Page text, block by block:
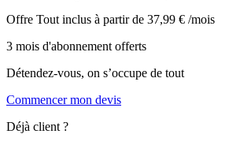
Offre Tout inclus à partir de 37,99 € /mois
3 mois d'abonnement offerts
Détendez-vous, on s’occupe de tout
Commencer mon devis
Déjà client ?